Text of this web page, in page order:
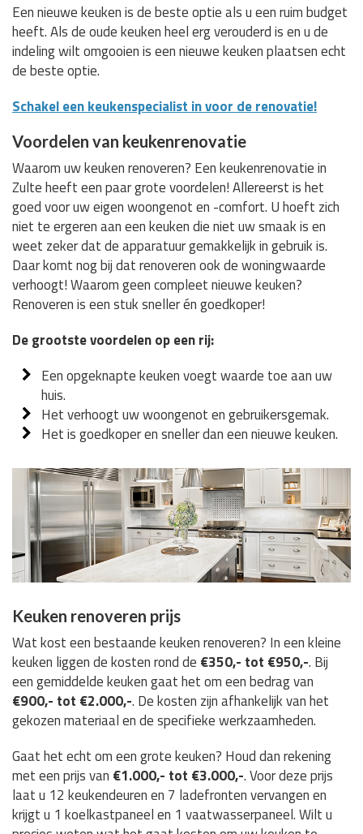
Een nieuwe keuken is de beste optie als u een ruim budget
heeft. Als de oude keuken heel erg verouderd is en u de
indeling wilt omgooien is een nieuwe keuken plaatsen echt
de beste optie.
Schakel een keukenspecialist in voor de renovatie!
Voordelen van keukenrenovatie
Waarom uw keuken renoveren? Een keukenrenovatie in
Zulte heeft een paar grote voordelen! Allereerst is het
goed voor uw eigen woongenot en -comfort. U hoeft zich
niet te ergeren aan een keuken die niet uw smaak is en
weet zeker dat de apparatuur gemakkelijk in gebruik is.
Daar komt nog bij dat renoveren ook de woningwaarde
verhoogt! Waarom geen compleet nieuwe keuken?
Renoveren is een stuk sneller én goedkoper!
De grootste voordelen op een rij:
Een opgeknapte keuken voegt waarde toe aan uw
huis.
Het verhoogt uw woongenot en gebruikersgemak.
Het is goedkoper en sneller dan een nieuwe keuken.
Keuken renoveren prijs
Wat kost een bestaande keuken renoveren? In een kleine
keuken liggen de kosten rond de €350,- tot €950,-. Bij
een gemiddelde keuken gaat het om een bedrag van
€900,- tot €2.000,-. De kosten zijn afhankelijk van het
gekozen materiaal en de specifieke werkzaamheden.
Gaat het echt om een grote keuken? Houd dan rekening
met een prijs van €1.000,- tot €3.000,-. Voor deze prijs
laat u 12 keukendeuren en 7 ladefronten vervangen en
krijgt u 1 koelkastpaneel en 1 vaatwasserpaneel. Wilt u